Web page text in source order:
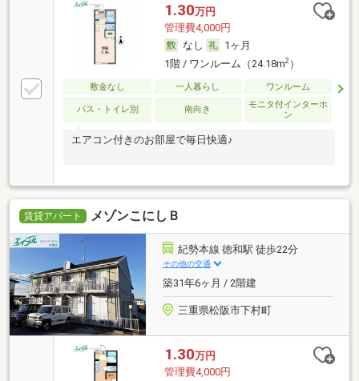
1.30万円
管理費4,000円
なし
1ヶ月
1階 / ワンルーム（24.18m2）
敷金なし 一人暮らし ワンルーム
バス・トイレ別 南向き
モニタ付インターホ
ン
エアコン付きのお部屋で毎日快適♪
賃貸アパート メゾンこにしＢ
紀勢本線 徳和駅 徒歩22分
その他の交通
築31年6ヶ月 / 2階建
三重県松阪市下村町
1.30万円
管理費4,000円